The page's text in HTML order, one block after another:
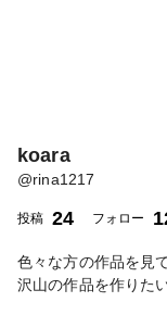
koara
@rina1217
投稿 24 フォロー
色々な方の作品を見
沢山の作品を作りた